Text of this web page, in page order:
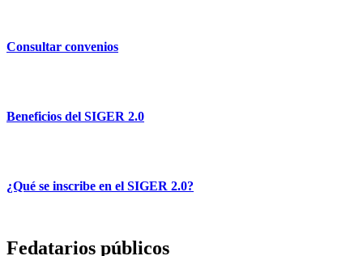
Consultar convenios
Beneficios del SIGER 2.0
¿Qué se inscribe en el SIGER 2.0?
Fedatarios públicos